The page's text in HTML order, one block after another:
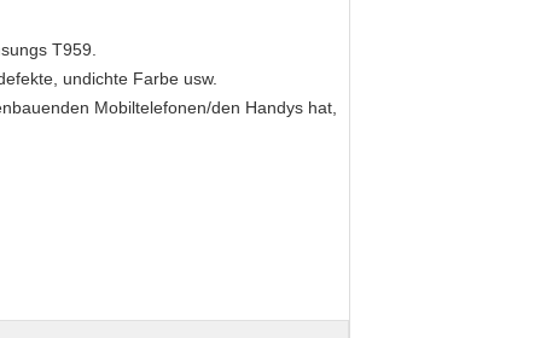
T959.
undichte Farbe usw.
Mobiltelefonen/den Handys hat,